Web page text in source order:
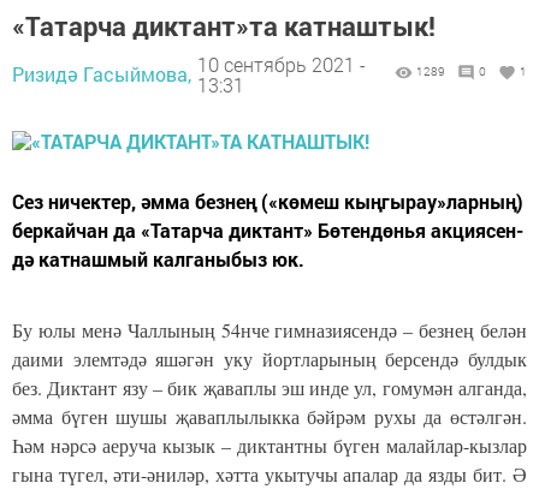
«Та­тар­ча дик­тант»та катнаштык!
Ризидә Гасыймова, 10 сентябрь 2021 -
13:31
1289 0 1
Сез ни­чек­тер, әм­ма без­нең («кө­меш кың­гы­рау»­лар­ның)
бер­кай­чан да «Та­тар­ча дик­тант» Бө­тен­дөнья ак­ци­я­сен­
дә кат­наш­мый кал­га­ны­быз юк.
Бу юлы ме­нә Чал­лы­ның 54нче гим­на­зи­я­сен­дә – без­нең бе­лән
да­и­ми элем­тә­дә яшә­гән уку йорт­ла­ры­ның бер­сен­дә булдык
без. Дик­тант язу – бик җа­вап­лы эш ин­де ул, го­му­мән ал­ган­да,
әм­ма бү­ген шу­шы җа­вап­лы­лык­ка бәй­рәм ру­хы да өс­тәл­гән.
Һәм нәр­сә ае­ру­ча кы­зык – дик­тант­ны бү­ген ма­лай­лар-кыз­лар
гы­на тү­гел, әти-әни­ләр, хәт­та укы­ту­чы апа­лар да язды бит. Ә